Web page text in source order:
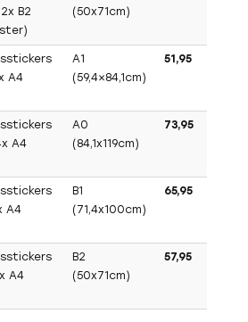
B2
(50x71cm)
A4
A1
(59,4×84,1cm)
51,95
A4
A0
(84,1x119cm)
73,95
A4
B1
(71,4x100cm)
65,95
A4
B2
(50x71cm)
57,95